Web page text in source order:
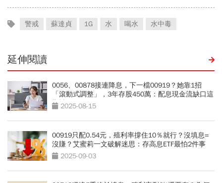
警戒 蘇達貞 1G 水 喝水 水中毒
延伸閱讀
0056、00878接連降息，下一檔00919？她靠1招
「滾動式調整」，3年存股450萬：配息現金流缺口這
樣補2025-08-15
00919只配0.54元，殖利率撐住10％就行？沒填息=
沒賺？艾蜜莉一文破解迷思：存高息ETF最怕2件事
2025-09-03